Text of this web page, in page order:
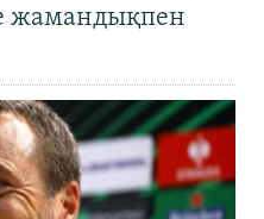
жамандықпен